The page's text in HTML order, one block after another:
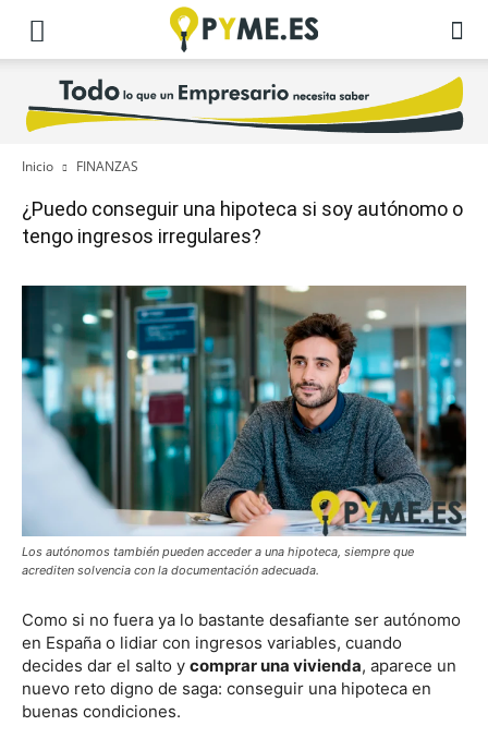
Inicio FINANZAS
¿Puedo conseguir una hipoteca si soy autónomo o
tengo ingresos irregulares?
Los autónomos también pueden acceder a una hipoteca, siempre que
acrediten solvencia con la documentación adecuada.
Como si no fuera ya lo bastante desafiante ser autónomo
en España o lidiar con ingresos variables, cuando
decides dar el salto y comprar una vivienda, aparece un
nuevo reto digno de saga: conseguir una hipoteca en
buenas condiciones.